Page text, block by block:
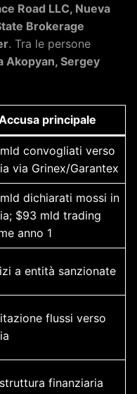
Road LLC, Nueva
Brokerage
. Tra le persone
Akopyan, Sergey
principale
convogliati verso
via Grinex/Garantex
dichiarati mossi in
$93 mld trading
anno 1
a entità sanzionate
flussi verso
finanziaria